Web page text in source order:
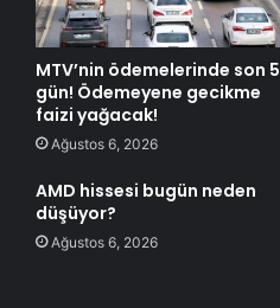
MTV’nin ödemelerinde son 5
gün! Ödemeyene gecikme
faizi yağacak!
Ağustos 6, 2026
AMD hissesi bugün neden
düşüyor?
Ağustos 6, 2026